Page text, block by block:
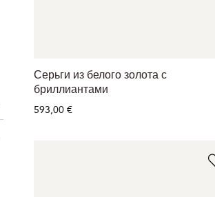
Серьги из белого золота с
бриллиантами
593,00 €